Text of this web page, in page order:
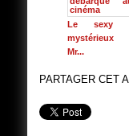
Le sexy
mystérieux
Mr...
PARTAGER CET